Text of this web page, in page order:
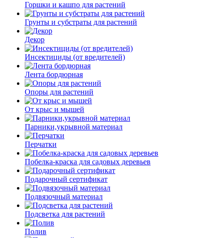
Горшки и кашпо для растений
Грунты и субстраты для растений
Декор
Инсектициды (от вредителей)
Лента бордюрная
Опоры для растений
От крыс и мышей
Парники,укрывной материал
Перчатки
Побелка-краска для садовых деревьев
Подарочный сертификат
Подвязочный материал
Подсветка для растений
Полив